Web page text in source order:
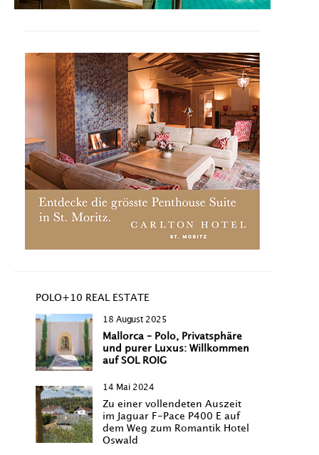
POLO+10 REAL ESTATE
18 August 2025
Mallorca – Polo, Privatsphäre
und purer Luxus: Willkommen
auf SOL ROIG
14 Mai 2024
Zu einer vollendeten Auszeit
im Jaguar F-Pace P400 E auf
dem Weg zum Romantik Hotel
Oswald